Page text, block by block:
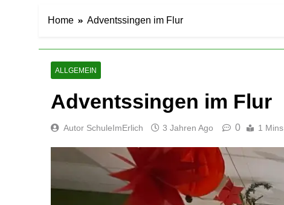
Home Adventssingen im Flur
ALLGEMEIN
Adventssingen im Flur
Autor SchuleImErlich 3 Jahren Ago 0 1 Mins